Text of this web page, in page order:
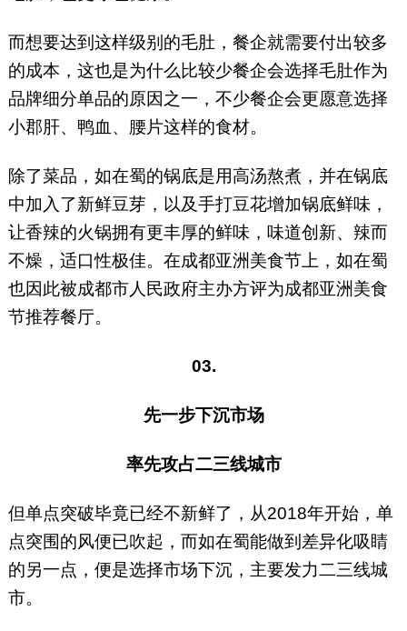
而想要达到这样级别的毛肚，餐企就需要付出较多
的成本，这也是为什么比较少餐企会选择毛肚作为
品牌细分单品的原因之一，不少餐企会更愿意选择
小郡肝、鸭血、腰片这样的食材。
除了菜品，如在蜀的锅底是用高汤熬煮，并在锅底
中加入了新鲜豆芽，以及手打豆花增加锅底鲜味，
让香辣的火锅拥有更丰厚的鲜味，味道创新、辣而
不燥，适口性极佳。在成都亚洲美食节上，如在蜀
也因此被成都市人民政府主办方评为成都亚洲美食
节推荐餐厅。
03.
先一步下沉市场
率先攻占二三线城市
但单点突破毕竟已经不新鲜了，从2018年开始，单
点突围的风便已吹起，而如在蜀能做到差异化吸睛
的另一点，便是选择市场下沉，主要发力二三线城
市。